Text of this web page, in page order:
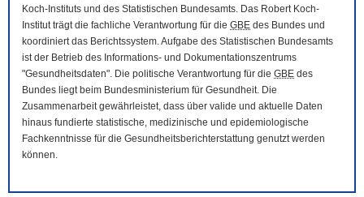
Koch-Instituts und des Statistischen Bundesamts. Das Robert Koch-
Institut trägt die fachliche Verantwortung für die GBE des Bundes und
koordiniert das Berichtssystem. Aufgabe des Statistischen Bundesamts
ist der Betrieb des Informations- und Dokumentationszentrums
"Gesundheitsdaten". Die politische Verantwortung für die GBE des
Bundes liegt beim Bundesministerium für Gesundheit. Die
Zusammenarbeit gewährleistet, dass über valide und aktuelle Daten
hinaus fundierte statistische, medizinische und epidemiologische
Fachkenntnisse für die Gesundheitsberichterstattung genutzt werden
können.